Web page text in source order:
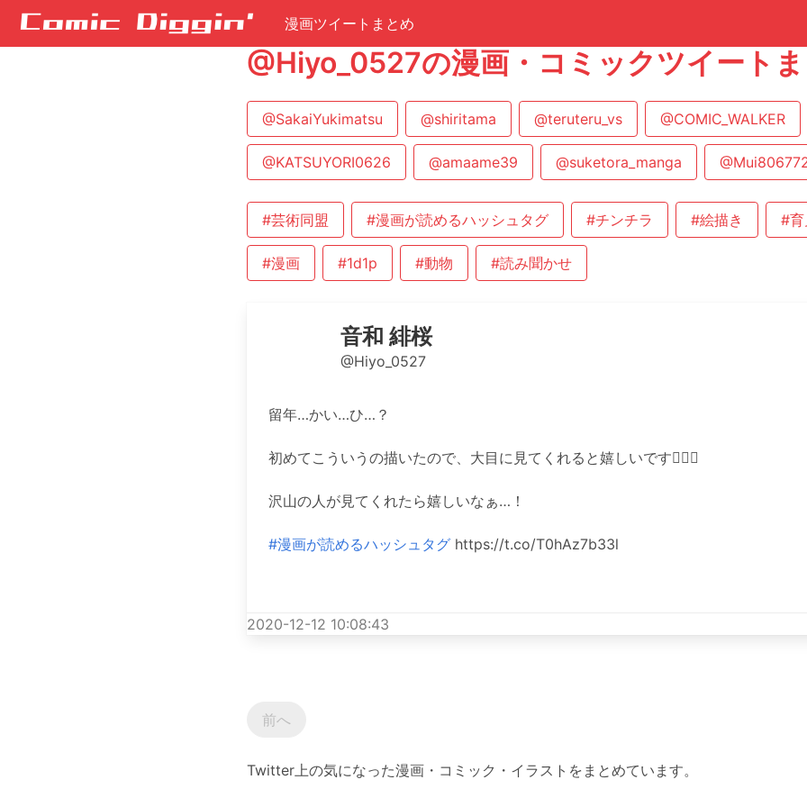
漫画ツイートまとめ
@Hiyo_0527の漫画・コミックツイート
@SakaiYukimatsu @shiritama @teruteru_vs @COMIC_WALKER
@KATSUYORI0626 @amaame39 @suketora_manga
#芸術同盟 #漫画が読めるハッシュタグ #チンチラ #絵描き #育
#漫画 #1d1p #動物 #読み聞かせ
音和 緋桜
@Hiyo_0527
留年…かい…ひ…？
初めてこういうの描いたので、大目に見てくれると嬉しいです🙇🏻‍♀️
沢山の人が見てくれたら嬉しいなぁ…！
#漫画が読めるハッシュタグhttps://t.co/T0hAz7b33l
2020-12-12 10:08:43
前へ
Twitter上の気になった漫画・コミック・イラストをまとめています。